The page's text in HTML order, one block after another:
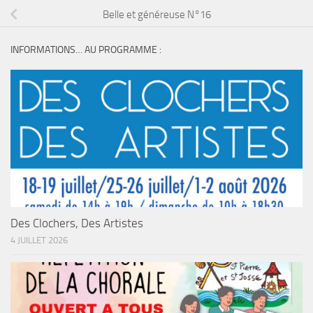
Belle et généreuse N°16
INFORMATIONS… AU PROGRAMME :
Des Clochers, Des Artistes
4 JUILLET 2026